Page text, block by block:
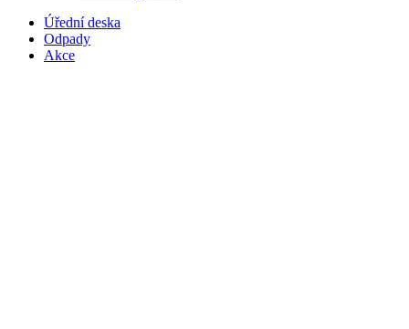
Úřední deska
Odpady
Akce